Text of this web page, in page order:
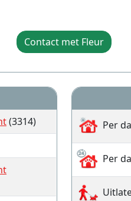
Contact met Fleur
(3314)
Per
Per